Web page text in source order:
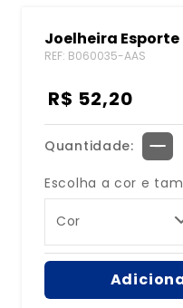
Joelheira Esporte
REF: B060035-AAS
R$ 52,20
Quantidade －
Escolha a cor e
Cor
bolsa água quente
bolsa térmica
bolsa